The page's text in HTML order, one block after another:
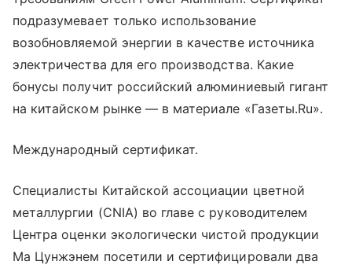
подразумевает только использование
возобновляемой энергии в качестве источника
электричества для его производства. Какие
бонусы получит российский алюминиевый гигант
на китайском рынке — в материале «Газеты.Ru».
Международный сертификат.
Специалисты Китайской ассоциации цветной
металлургии (CNIA) во главе с руководителем
Центра оценки экологически чистой продукции
Ма Цунжэнем посетили и сертифицировали два